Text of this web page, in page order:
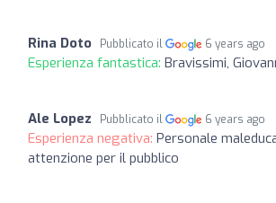
Rina Doto Pubblicato il 6 years ago
Esperienza fantastica: Bravissimi,
Ale Lopez Pubblicato il 6 years ago
Esperienza negativa: Personale
attenzione per il pubblico